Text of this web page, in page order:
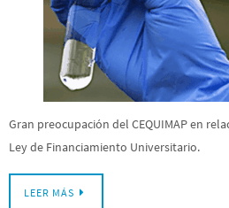
Gran preocupación del CEQUIMAP en
Ley de Financiamiento Universitario.
LEER MÁS